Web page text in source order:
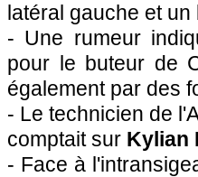
latéral gauche et un
- Une rumeur
pour le buteur de
également par des
- Le technicien de
comptait sur Kylian
- Face à